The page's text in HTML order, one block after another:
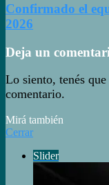
Confirmado el
2026
Deja un
Lo siento, tenés que
comentario.
Mirá también
Cerrar
Slider